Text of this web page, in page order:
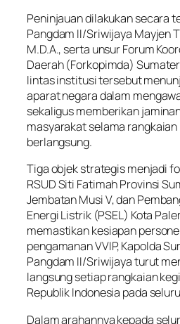
Peninjauan dilakukan secara
Pangdam II/Sriwijaya Mayjen
M.D.A., serta unsur Forum
Daerah (Forkopimda)
lintas institusi tersebut
aparat negara dalam
sekaligus memberikan
masyarakat selama
berlangsung.
Tiga objek strategis menjadi
RSUD Siti Fatimah Provinsi
Jembatan Musi V, dan
Energi Listrik (PSEL) Kota
memastikan kesiapan
pengamanan VVIP, Kapolda
Pangdam II/Sriwijaya turut
langsung setiap rangkaian
Republik Indonesia pada
Dalam arahannya kepada